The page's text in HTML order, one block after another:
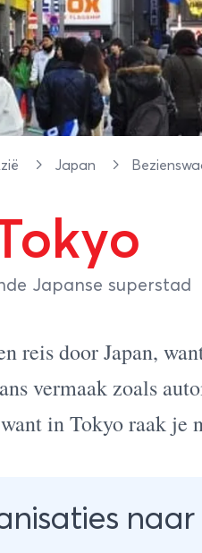
Japan
Japanse superstad
reis door Japan,
vermaak zoals
in Tokyo raak je